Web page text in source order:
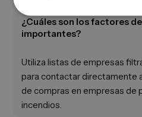
¿Cuáles son los factores
importantes?
Utiliza listas de empresas
para contactar directamente
de compras en empresas de
incendios.